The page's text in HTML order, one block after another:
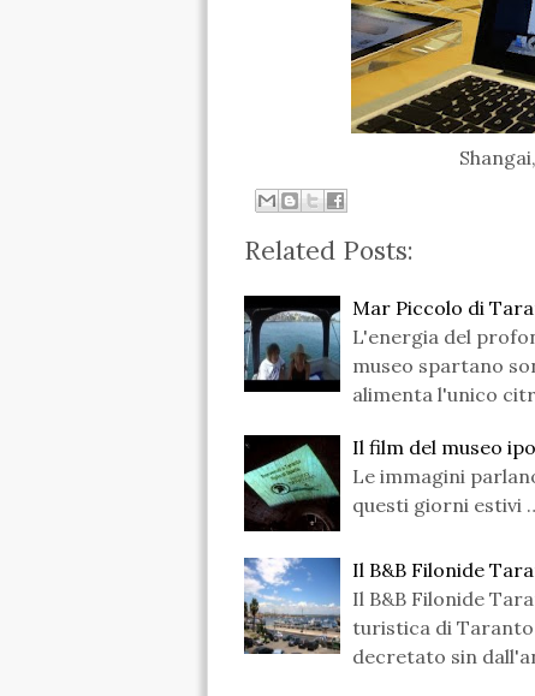
Related Posts:
Mar Piccolo di
L'energia del
museo spartano
alimenta l'unico
Il film del museo
Le immagini
questi giorni estivi
Il B&B Filonide
Il B&B Filonide
turistica di Taranto
decretato sin